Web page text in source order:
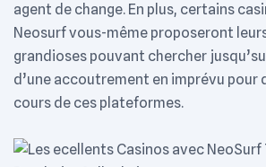
agent de change. En plus, certains
Neosurf vous-même proposeront
grandioses pouvant chercher
d’une accoutrement en imprévu pour
cours de ces plateformes.